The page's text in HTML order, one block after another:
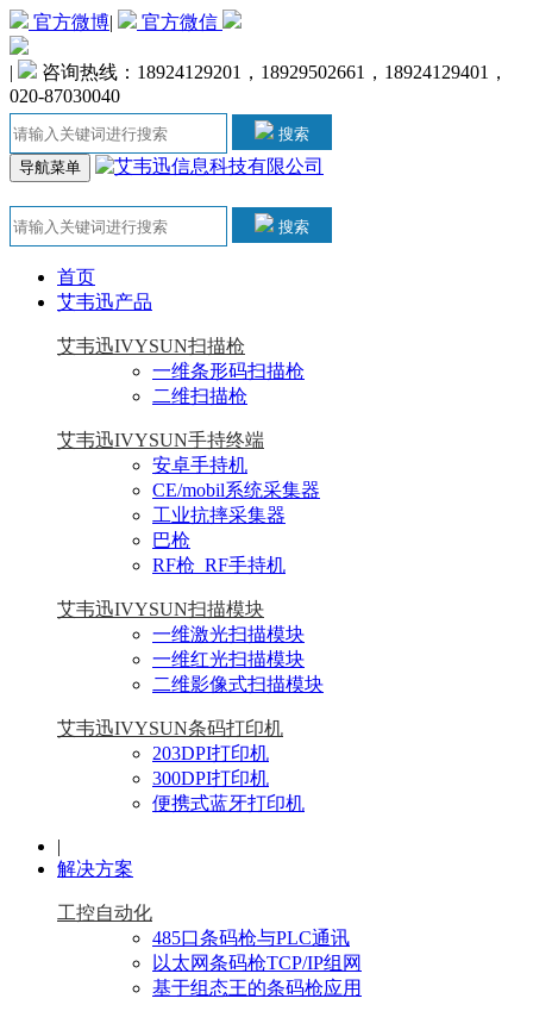
官方微博| 官方微信
|
咨询热线：18924129201，18929502661，18924129401，
020-87030040
搜索
导航菜单
搜索
首页
艾韦迅产品
艾韦迅IVYSUN扫描枪
一维条形码扫描枪
二维扫描枪
艾韦迅IVYSUN手持终端
安卓手持机
CE/mobil系统采集器
工业抗摔采集器
巴枪
RF枪_RF手持机
艾韦迅IVYSUN扫描模块
一维激光扫描模块
一维红光扫描模块
二维影像式扫描模块
艾韦迅IVYSUN条码打印机
203DPI打印机
300DPI打印机
便携式蓝牙打印机
|
解决方案
工控自动化
485口条码枪与PLC通讯
以太网条码枪TCP/IP组网
基于组态王的条码枪应用